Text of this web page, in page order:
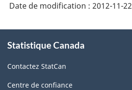
superficie
et
le
Date de modification : 2012-11-22
propos
ce
site
Statistique Canada
Contactez StatCan
Centre de confiance